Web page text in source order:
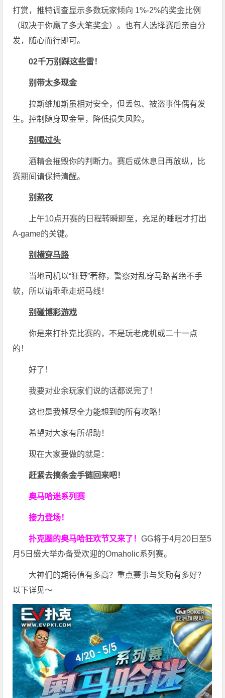
打赏，推特调查显示多数玩家倾向 1%-2%的奖金比例
（取决于你赢了多大笔奖金）。也有人选择赛后亲自分
发，随心而行即可。
02千万别踩这些雷！
别带太多现金
拉斯维加斯虽相对安全，但丢包、被盗事件偶有发
生。控制随身现金量，降低损失风险。
别喝过头
酒精会摧毁你的判断力。赛后或休息日再放纵，比
赛期间请保持清醒。
别熬夜
上午10点开赛的日程转瞬即至，充足的睡眠才打出
A-game的关键。
别横穿马路
当地司机以“狂野”著称，警察对乱穿马路者绝不手
软，所以请乖乖走斑马线！
别碰博彩游戏
你是来打扑克比赛的，不是玩老虎机或二十一点
的！
好了！
我要对业余玩家们说的话都说完了！
这也是我倾尽全力能想到的所有攻略！
希望对大家有所帮助！
现在大家要做的就是：
赶紧去搞条金手链回来吧！
奥马哈迷系列赛
接力登场！
扑克圈的奥马哈狂欢节又来了！GG将于4月20日至5
月5日盛大举办备受欢迎的Omaholic系列赛。
大神们的期待值有多高？重点赛事与奖励有多好？
以下详见～